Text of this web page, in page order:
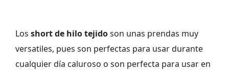
Los short de hilo tejidoson unas prendas muy
versatiles, pues son perfectas para usar durante
cualquier día caluroso o son perfecta para usar en